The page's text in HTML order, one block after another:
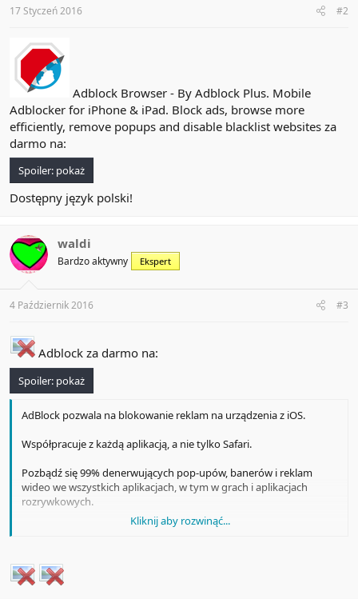
17 Styczeń 2016 #2
Adblock Browser - By Adblock Plus. Mobile
Adblocker for iPhone & iPad. Block ads, browse more
efficiently, remove popups and disable blacklist websites za
darmo na:
Spoiler: pokaż
Dostępny język polski!
waldi
Bardzo aktywny Ekspert
4 Październik 2016 #3
Adblock za darmo na:
Spoiler: pokaż
AdBlock pozwala na blokowanie reklam na urządzenia z iOS.
Współpracuje z każdą aplikacją, a nie tylko Safari.
Pozbądź się 99% denerwujących pop-upów, banerów i reklam
wideo we wszystkich aplikacjach, w tym w grach i aplikacjach
rozrywkowych.
Chroń swoją prywatność i wykorzystanie pasma limitu.
Kliknij aby rozwinąć...